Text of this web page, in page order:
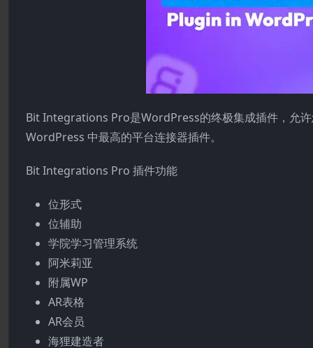
Bit Integrations Pro是WordPress的终极集成插件，允
WordPress 中最高的平台连接器插件。
Bit Integrations Pro 插件功能
位形式
位辅助
学院学习管理系统
阿米莉亚
附属WP
AR表格
AR会员
海狸建造者